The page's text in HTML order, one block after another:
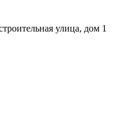
улица, дом 1